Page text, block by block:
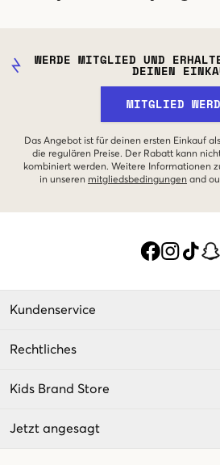
WERDE MITGLIED UND
DEINEN
MITGLIED
Das Angebot ist für deinen ersten Einkauf
die regulären Preise. Der Rabatt kann
kombiniert werden. Weitere Informationen
in unseren mitgliedsbedingungen and
Kundenservice
Rechtliches
Kids Brand Store
Jetzt angesagt